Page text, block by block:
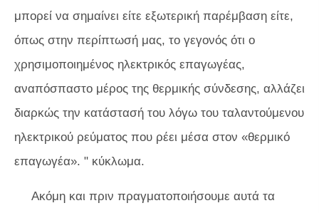
μπορεί να σημαίνει είτε εξωτερική παρέμβαση είτε,
όπως στην περίπτωσή μας, το γεγονός ότι ο
χρησιμοποιημένος ηλεκτρικός επαγωγέας,
αναπόσπαστο μέρος της θερμικής σύνδεσης, αλλάζει
διαρκώς την κατάστασή του λόγω του ταλαντούμενου
ηλεκτρικού ρεύματος που ρέει μέσα στον «θερμικό
επαγωγέα». " κύκλωμα.
Ακόμη και πριν πραγματοποιήσουμε αυτά τα